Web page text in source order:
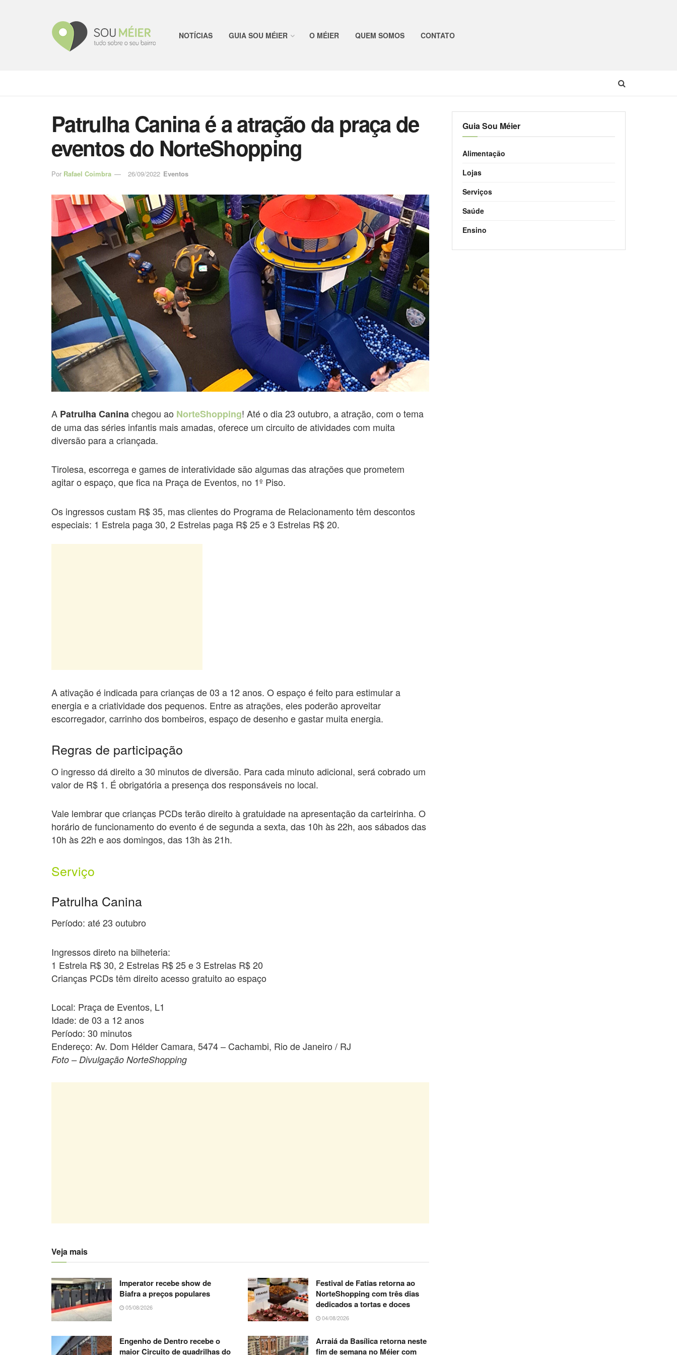
NOTÍCIAS GUIA SOU MÉIER O MÉIER QUEM SOMOS CONTATO
Patrulha Canina é a atração da praça de
eventos do NorteShopping
Por Rafael Coimbra 26/09/2022 Eventos
A Patrulha Caninachegou ao NorteShopping! Até o dia 23 outubro, a atração, com o tema
de uma das séries infantis mais amadas, oferece um circuito de atividades com muita
diversão para a criançada.
Tirolesa, escorrega e games de interatividade são algumas das atrações que prometem
agitar o espaço, que fica na Praça de Eventos, no 1º Piso.
Os ingressos custam R$ 35, mas clientes do Programa de Relacionamento têm descontos
especiais: 1 Estrela paga 30, 2 Estrelas paga R$ 25 e 3 Estrelas R$ 20.
A ativação é indicada para crianças de 03 a 12 anos. O espaço é feito para estimular a
energia e a criatividade dos pequenos. Entre as atrações, eles poderão aproveitar
escorregador, carrinho dos bombeiros, espaço de desenho e gastar muita energia.
Regras de participação
O ingresso dá direito a 30 minutos de diversão. Para cada minuto adicional, será cobrado um
valor de R$ 1. É obrigatória a presença dos responsáveis no local.
Vale lembrar que crianças PCDs terão direito à gratuidade na apresentação da carteirinha. O
horário de funcionamento do evento é de segunda a sexta, das 10h às 22h, aos sábados das
10h às 22h e aos domingos, das 13h às 21h.
Serviço
Patrulha Canina
Período: até 23 outubro
Ingressos direto na bilheteria:
1 Estrela R$ 30, 2 Estrelas R$ 25 e 3 Estrelas R$ 20
Crianças PCDs têm direito acesso gratuito ao espaço
Local: Praça de Eventos, L1
Idade: de 03 a 12 anos
Período: 30 minutos
Endereço: Av. Dom Hélder Camara, 5474 – Cachambi, Rio de Janeiro / RJ
Foto – Divulgação NorteShopping
Veja mais
Imperator recebe show de
Biafra a preços populares
05/08/2026
Festival de Fatias retorna ao
NorteShopping com três dias
dedicados a tortas e doces
04/08/2026
Engenho de Dentro recebe o
maior Circuito de quadrilhas do
Arraiá da Basílica retorna neste
fim de semana no Méier com
Guia Sou Méier
Alimentação
Lojas
Serviços
Saúde
Ensino